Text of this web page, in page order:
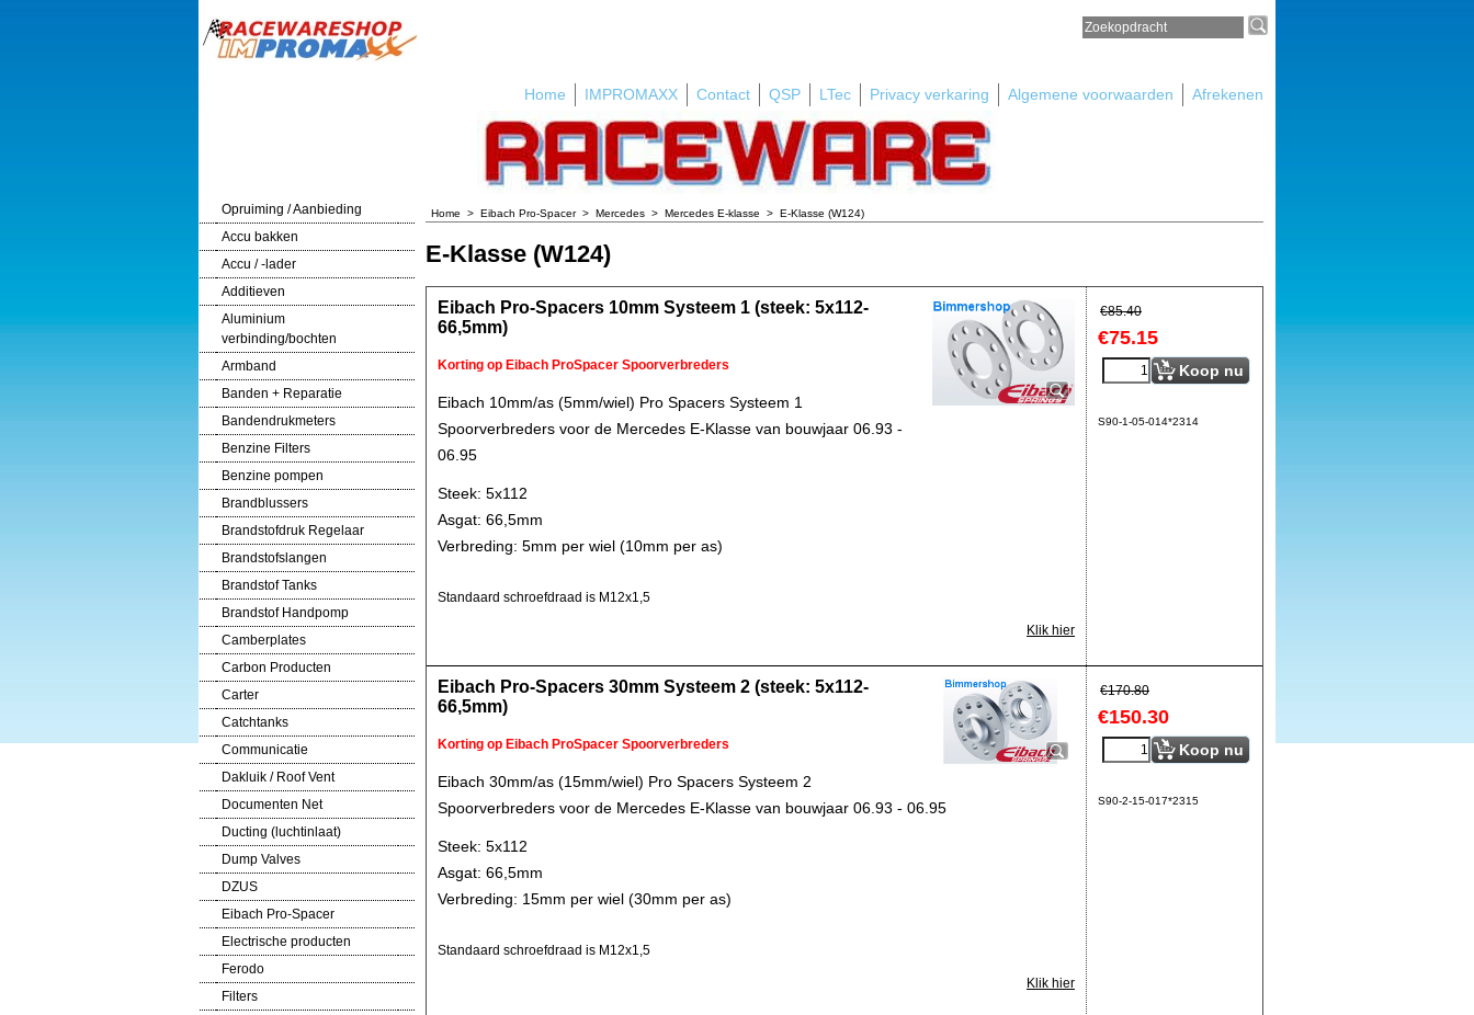
Home IMPROMAXX Contact QSP LTec Privacy verkaring Algemene voorwaarden Afrekenen
Opruiming / Aanbieding
Accu bakken
Accu / -lader
Additieven
Aluminium
verbinding/bochten
Armband
Banden + Reparatie
Bandendrukmeters
Benzine Filters
Benzine pompen
Brandblussers
Brandstofdruk Regelaar
Brandstofslangen
Brandstof Tanks
Brandstof Handpomp
Camberplates
Carbon Producten
Carter
Catchtanks
Communicatie
Dakluik / Roof Vent
Documenten Net
Ducting (luchtinlaat)
Dump Valves
DZUS
Eibach Pro-Spacer
Electrische producten
Ferodo
Filters
Home > Eibach Pro-Spacer> Mercedes > Mercedes E-klasse > E-Klasse (W124)
E-Klasse (W124)
€85.40
€75.15
Koop nu
S90-1-05-014*2314
Eibach Pro-Spacers 10mm Systeem 1 (steek: 5x112-
66,5mm)
Korting op Eibach ProSpacer Spoorverbreders
Eibach 10mm/as (5mm/wiel) Pro Spacers Systeem 1
Spoorverbreders voor de Mercedes E-Klasse van bouwjaar 06.93 -
06.95
Steek: 5x112
Asgat: 66,5mm
Verbreding: 5mm per wiel (10mm per as)
Standaard schroefdraad is M12x1,5
Klik hier
€170.80
€150.30
Koop nu
S90-2-15-017*2315
Eibach Pro-Spacers 30mm Systeem 2 (steek: 5x112-
66,5mm)
Korting op Eibach ProSpacer Spoorverbreders
Eibach 30mm/as (15mm/wiel) Pro Spacers Systeem 2
Spoorverbreders voor de Mercedes E-Klasse van bouwjaar 06.93 - 06.95
Steek: 5x112
Asgat: 66,5mm
Verbreding: 15mm per wiel (30mm per as)
Standaard schroefdraad is M12x1,5
Klik hier